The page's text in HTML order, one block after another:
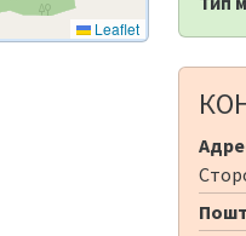
Leaflet